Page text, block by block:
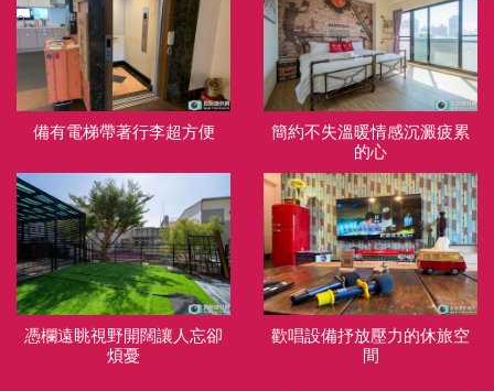
備有電梯帶著行李超方便
簡約不失溫暖情感沉澱疲累
的心
憑欄遠眺視野開闊讓人忘卻
煩憂
歡唱設備抒放壓力的休旅空
間